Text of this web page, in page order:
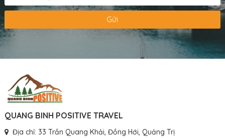
Gửi
QUANG BINH POSITIVE TRAVEL
Địa chỉ: 33 Trần Quang Khải, Đồng Hới, Quảng Trị